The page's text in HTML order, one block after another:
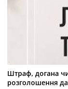
Штраф, догана
розголошення